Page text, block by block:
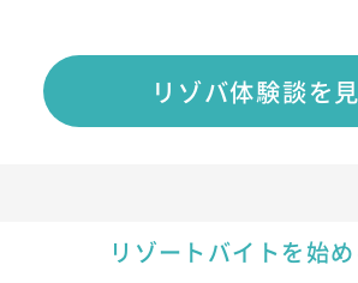
リゾバ体験談を
リゾートバイトを始